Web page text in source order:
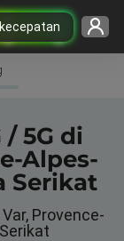
5G di
Alpes-
Serikat
Provence-